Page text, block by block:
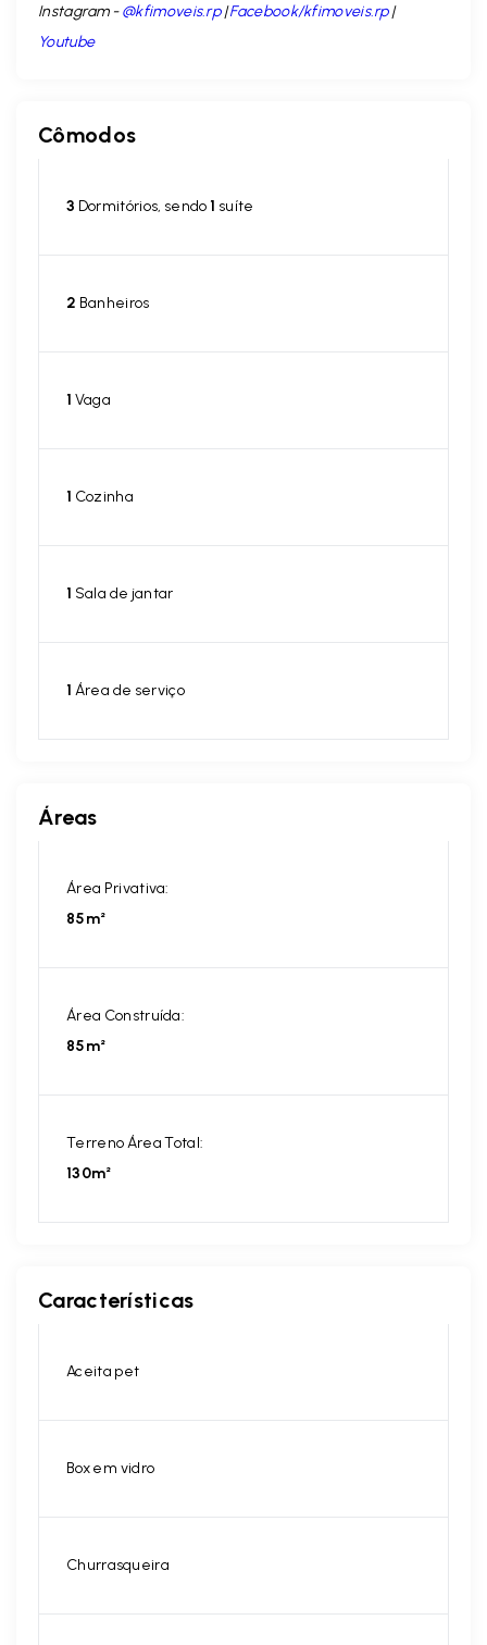
Instagram -@kfimoveis.rp|Facebook/kfimoveis.rp|
Youtube
Cômodos
3 Dormitórios, sendo1 suíte
2 Banheiros
1 Vaga
1 Cozinha
1 Sala de jantar
1 Área de serviço
Áreas
Área Privativa:
85m²
Área Construída:
85m²
Terreno Área Total:
130m²
Características
Aceita pet
Box em vidro
Churrasqueira